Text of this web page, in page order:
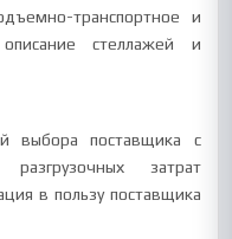
транспортное и
стеллажей и
выбора поставщика с
затрат
в пользу поставщика